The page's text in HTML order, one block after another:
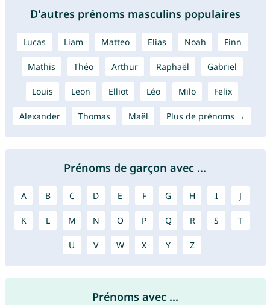
D'autres prénoms masculins populaires
Lucas Liam Matteo Elias Noah Finn
Mathis Théo Arthur Raphaël Gabriel
Louis Leon Elliot Léo Milo Felix
Alexander Thomas Maël Plus de prénoms →
Prénoms de garçon avec ...
A B C D E F G H I J
K L M N O P Q R S T
U V W X Y Z
Prénoms avec ...